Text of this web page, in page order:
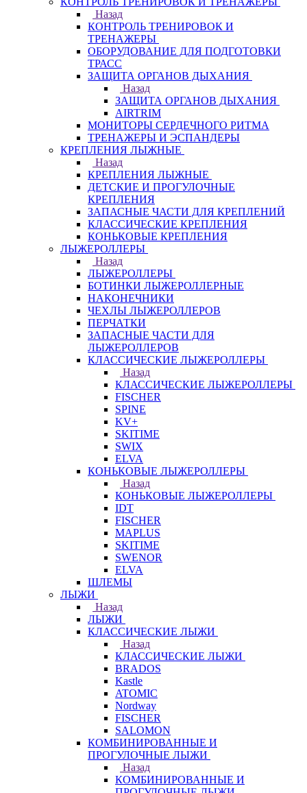
Назад
КОНТРОЛЬ ТРЕНИРОВОК И
ТРЕНАЖЕРЫ
ОБОРУДОВАНИЕ ДЛЯ ПОДГОТОВКИ
ТРАСС
ЗАЩИТА ОРГАНОВ ДЫХАНИЯ
Назад
ЗАЩИТА ОРГАНОВ ДЫХАНИЯ
AIRTRIM
МОНИТОРЫ СЕРДЕЧНОГО РИТМА
ТРЕНАЖЕРЫ И ЭСПАНДЕРЫ
КРЕПЛЕНИЯ ЛЫЖНЫЕ
Назад
КРЕПЛЕНИЯ ЛЫЖНЫЕ
ДЕТСКИЕ И ПРОГУЛОЧНЫЕ
КРЕПЛЕНИЯ
ЗАПАСНЫЕ ЧАСТИ ДЛЯ КРЕПЛЕНИЙ
КЛАССИЧЕСКИЕ КРЕПЛЕНИЯ
КОНЬКОВЫЕ КРЕПЛЕНИЯ
ЛЫЖЕРОЛЛЕРЫ
Назад
ЛЫЖЕРОЛЛЕРЫ
БОТИНКИ ЛЫЖЕРОЛЛЕРНЫЕ
НАКОНЕЧНИКИ
ЧЕХЛЫ ЛЫЖЕРОЛЛЕРОВ
ПЕРЧАТКИ
ЗАПАСНЫЕ ЧАСТИ ДЛЯ
ЛЫЖЕРОЛЛЕРОВ
КЛАССИЧЕСКИЕ ЛЫЖЕРОЛЛЕРЫ
Назад
КЛАССИЧЕСКИЕ ЛЫЖЕРОЛЛЕРЫ
FISCHER
SPINE
KV+
SKITIME
SWIX
ELVA
КОНЬКОВЫЕ ЛЫЖЕРОЛЛЕРЫ
Назад
КОНЬКОВЫЕ ЛЫЖЕРОЛЛЕРЫ
IDT
FISCHER
MAPLUS
SKITIME
SWENOR
ELVA
ШЛЕМЫ
ЛЫЖИ
Назад
ЛЫЖИ
КЛАССИЧЕСКИЕ ЛЫЖИ
Назад
КЛАССИЧЕСКИЕ ЛЫЖИ
BRADOS
Kastle
ATOMIC
Nordway
FISCHER
SALOMON
КОМБИНИРОВАННЫЕ И
ПРОГУЛОЧНЫЕ ЛЫЖИ
Назад
КОМБИНИРОВАННЫЕ И